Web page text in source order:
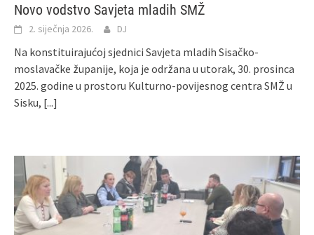
Novo vodstvo Savjeta mladih SMŽ
2. siječnja 2026. DJ
Na konstituirajućoj sjednici Savjeta mladih Sisačko-
moslavačke županije, koja je održana u utorak, 30. prosinca
2025. godine u prostoru Kulturno-povijesnog centra SMŽ u
Sisku, [...]